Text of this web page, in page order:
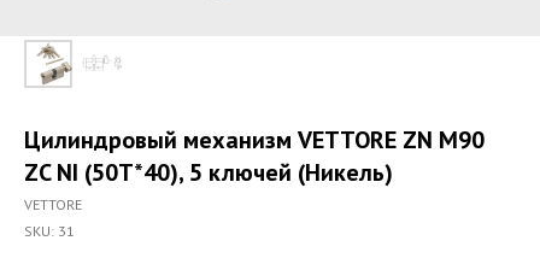
Цилиндровый механизм VETTORE ZN M90
ZC NI (50T*40), 5 ключей (Никель)
VETTORE
SKU: 31